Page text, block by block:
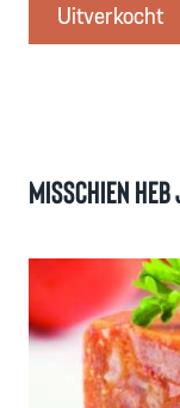
Uitverkocht
Misschien